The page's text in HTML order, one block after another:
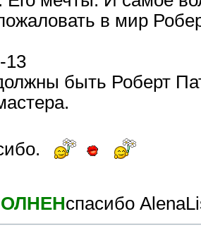
в мир
13
быть Роберт
спасибо